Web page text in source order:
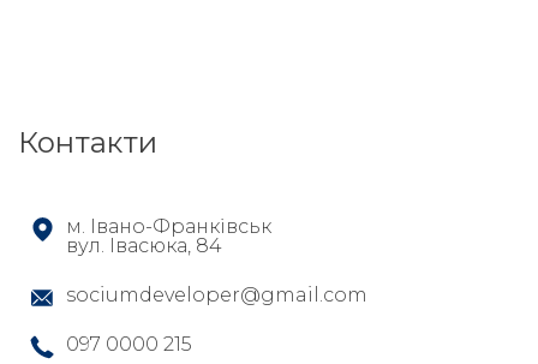
Контакти
м. Івано-Франківськ
вул. Івасюка, 84
sociumdeveloper@gmail.com
097 0000 215